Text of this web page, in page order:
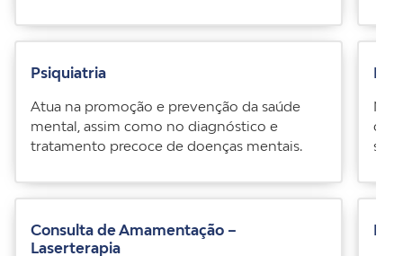
Psiquiatria
Atua na promoção e prevenção da saúde
mental, assim como no diagnóstico e
tratamento precoce de doenças mentais.
Consulta de Amamentação –
Laserterapia